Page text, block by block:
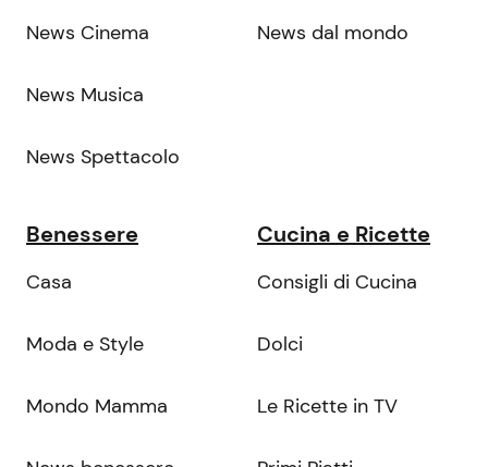
News Cinema
News Musica
News Spettacolo
News dal mondo
Benessere
Casa
Moda e Style
Mondo Mamma
Cucina e Ricette
Consigli di Cucina
Dolci
Le Ricette in TV